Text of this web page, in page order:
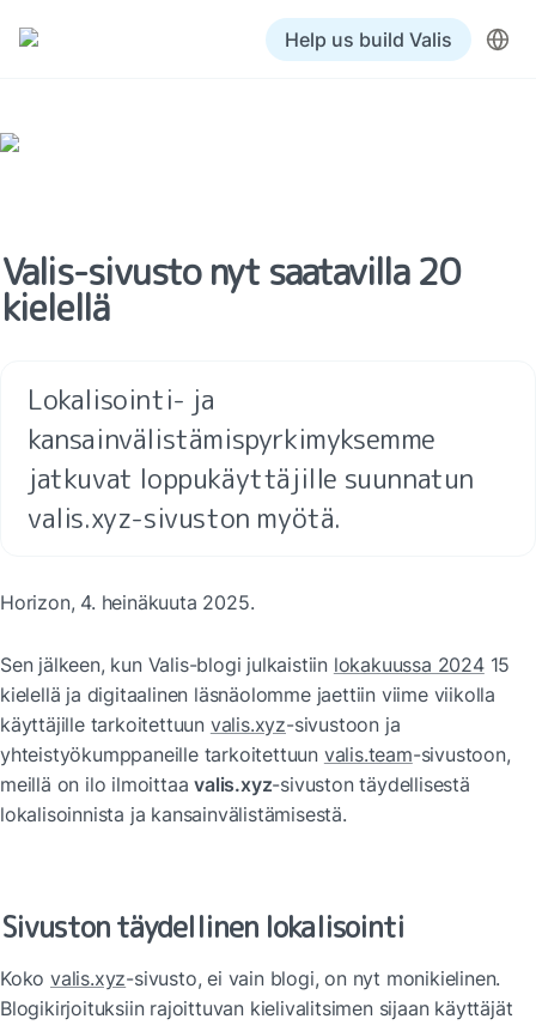
Help us build Valis
Valis-sivusto nyt saatavilla 20
kielellä
Lokalisointi- ja
kansainvälistämispyrkimyksemme
jatkuvat loppukäyttäjille suunnatun
valis.xyz-sivuston myötä.
Horizon, 4. heinäkuuta 2025.
Sen jälkeen, kun Valis-blogi julkaistiin lokakuussa 2024 15
kielellä ja digitaalinen läsnäolomme jaettiin viime viikolla
käyttäjille tarkoitettuun valis.xyz-sivustoon ja
yhteistyökumppaneille tarkoitettuun valis.team-sivustoon,
meillä on ilo ilmoittaa valis.xyz-sivuston täydellisestä
lokalisoinnista ja kansainvälistämisestä.
Sivuston täydellinen lokalisointi
Koko valis.xyz-sivusto, ei vain blogi, on nyt monikielinen.
Blogikirjoituksiin rajoittuvan kielivalitsimen sijaan käyttäjät